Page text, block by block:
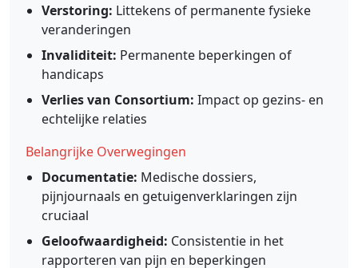
Verstoring: Littekens of permanente fysieke
veranderingen
Invaliditeit: Permanente beperkingen of
handicaps
Verlies van Consortium: Impact op gezins- en
echtelijke relaties
Belangrijke Overwegingen
Documentatie: Medische dossiers,
pijnjournaals en getuigenverklaringen zijn
cruciaal
Geloofwaardigheid: Consistentie in het
rapporteren van pijn en beperkingen